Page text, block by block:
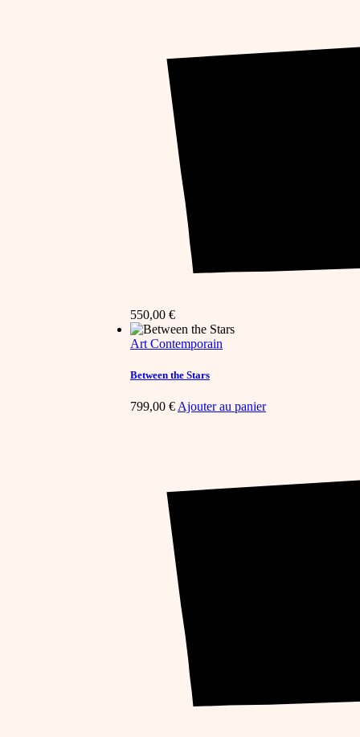
550,00 €
Art Contemporain
Between the Stars
799,00 € Ajouter au panier